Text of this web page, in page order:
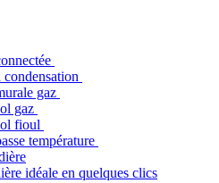
condensation
gaz
gaz
fioul
température
idéale en quelques clics